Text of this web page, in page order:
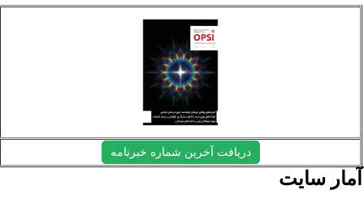
دریافت آخرین شماره خبرنامه
سایت